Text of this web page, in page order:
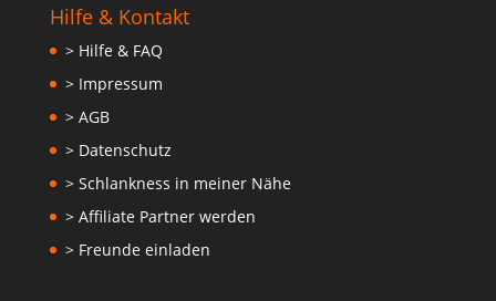
Hilfe & Kontakt
> Hilfe & FAQ
> Impressum
> AGB
> Datenschutz
> Schlankness in meiner Nähe
> Affiliate Partner werden
> Freunde einladen